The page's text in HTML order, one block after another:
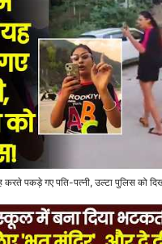
पकड़े गए पति-पत्नी, उल्टा पुलिस को